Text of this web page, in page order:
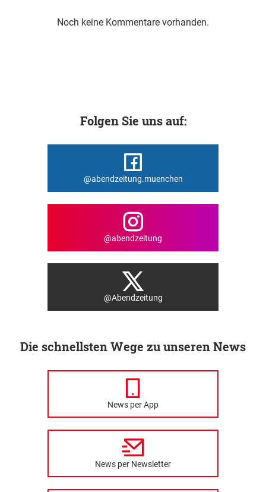
Noch keine Kommentare vorhanden.
Folgen Sie uns auf:
@abendzeitung.muenchen
@abendzeitung
@Abendzeitung
Die schnellsten Wege zu unseren News
News per App
News per Newsletter